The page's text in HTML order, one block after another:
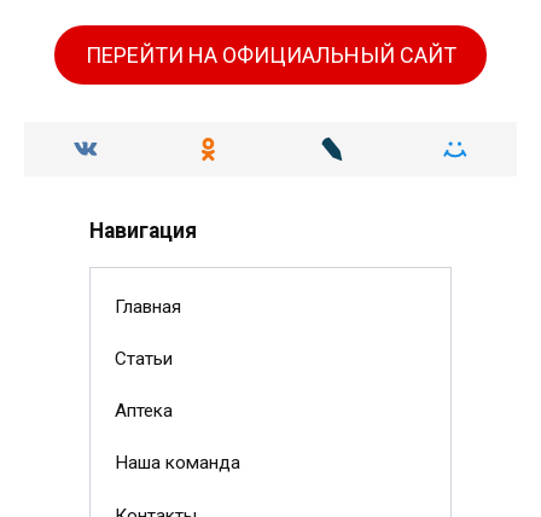
ПЕРЕЙТИ НА ОФИЦИАЛЬНЫЙ САЙТ
Навигация
Главная
Статьи
Аптека
Наша команда